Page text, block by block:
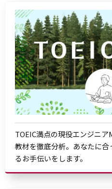
TOEIC満点の現役エンジニ
教材を徹底分析。あなたに
るお手伝いをします。